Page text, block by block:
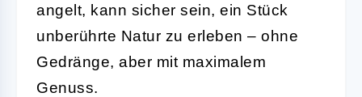
angelt, kann sicher sein, ein Stück
unberührte Natur zu erleben – ohne
Gedränge, aber mit maximalem
Genuss.